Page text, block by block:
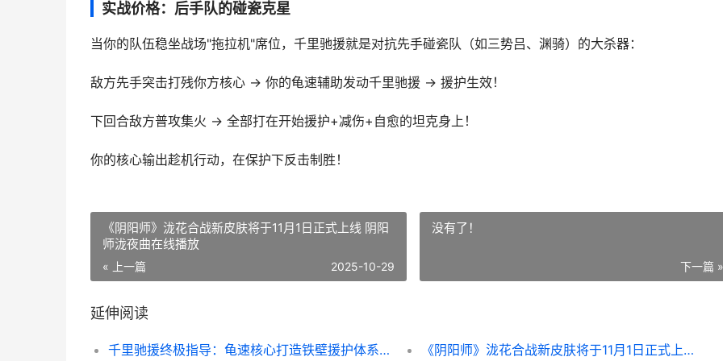
实战价格：后手队的碰瓷克星
当你的队伍稳坐战场"拖拉机"席位，千里驰援就是对抗先手碰瓷队（如三势吕、渊骑）的大杀器：
敌方先手突击打残你方核心 → 你的龟速辅助发动千里驰援 → 援护生效！
下回合敌方普攻集火 → 全部打在开始援护+减伤+自愈的坦克身上！
你的核心输出趁机行动，在保护下反击制胜！
《阴阳师》泷花合战新皮肤将于11月1日正式上线 阴阳
师泷夜曲在线播放
« 上一篇 2025-10-29
没有了！
下一篇 »
延伸阅读
千里驰援终极指导：龟速核心打造铁壁援护体系 千里驰援有用吗 《阴阳师》泷花合战新皮肤将于11月1日正式上线 阴阳师泷夜曲在线播放